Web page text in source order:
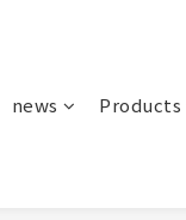
news Products